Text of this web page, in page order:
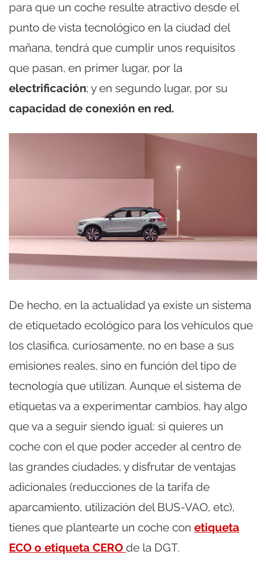
para que un coche resulte atractivo desde el
punto de vista tecnológico en la ciudad del
mañana, tendrá que cumplir unos requisitos
que pasan, en primer lugar, por la
electrificación; y en segundo lugar, por su
capacidad de conexión en red.
De hecho, en la actualidad ya existe un sistema
de etiquetado ecológico para los vehículos que
los clasifica, curiosamente, no en base a sus
emisiones reales, sino en función del tipo de
tecnología que utilizan. Aunque el sistema de
etiquetas va a experimentar cambios, hay algo
que va a seguir siendo igual: si quieres un
coche con el que poder acceder al centro de
las grandes ciudades, y disfrutar de ventajas
adicionales (reducciones de la tarifa de
aparcamiento, utilización del BUS-VAO, etc),
tienes que plantearte un coche con etiqueta
ECO o etiqueta CERO de la DGT.